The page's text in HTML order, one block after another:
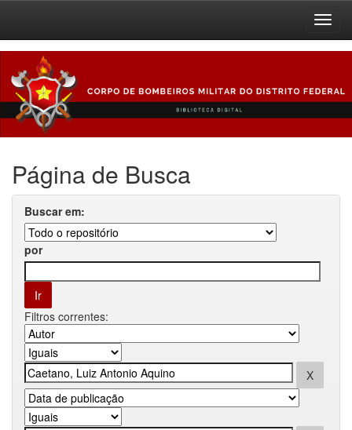
navigation
Página de Busca
Buscar em:
por
Filtros correntes: